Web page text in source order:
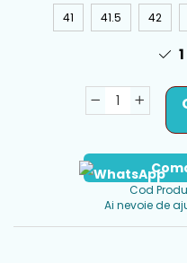
41
41.5 42
1
Cod
Ai nevoie de